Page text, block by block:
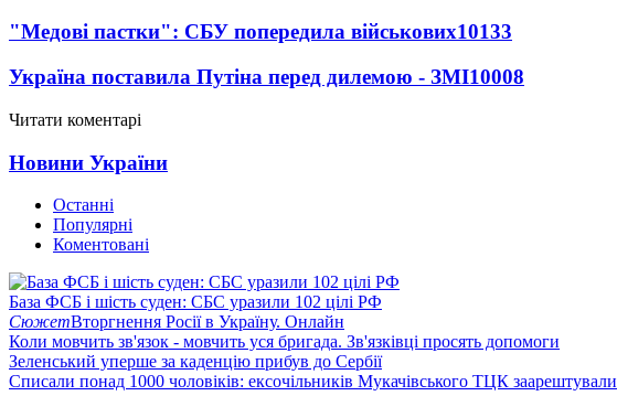
"Медові пастки": СБУ попередила військових10133
Україна поставила Путіна перед дилемою - ЗМІ10008
Читати коментарі
Новини України
Останні
Популярні
Коментовані
База ФСБ і шість суден: СБС уразили 102 цілі РФ
СюжетВторгнення Росії в Україну. Онлайн
Коли мовчить зв'язок - мовчить уся бригада. Зв'язківці просять допомоги
Зеленський уперше за каденцію прибув до Сербії
Списали понад 1000 чоловіків: ексочільників Мукачівського ТЦК заарештували